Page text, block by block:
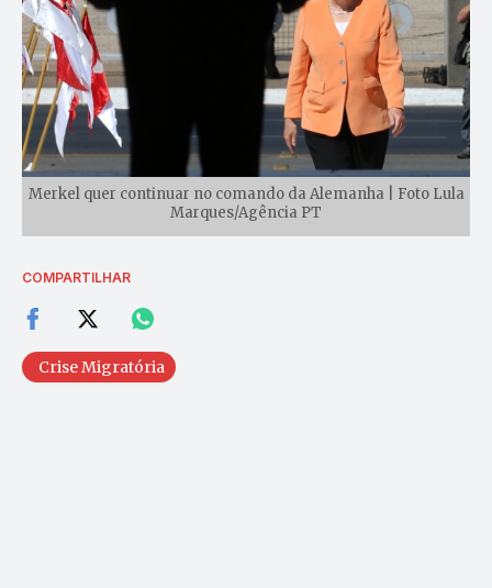
Merkel quer continuar no comando da Alemanha | Foto Lula
Marques/Agência PT
COMPARTILHAR
Crise Migratória